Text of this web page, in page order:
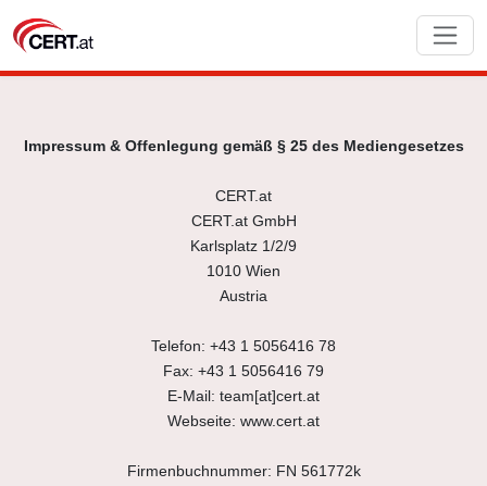
Impressum & Offenlegung gemäß § 25 des Mediengesetzes
CERT.at
CERT.at GmbH
Karlsplatz 1/2/9
1010 Wien
Austria
Telefon: +43 1 5056416 78
Fax: +43 1 5056416 79
E-Mail: team[at]cert.at
Webseite: www.cert.at
Firmenbuchnummer: FN 561772k